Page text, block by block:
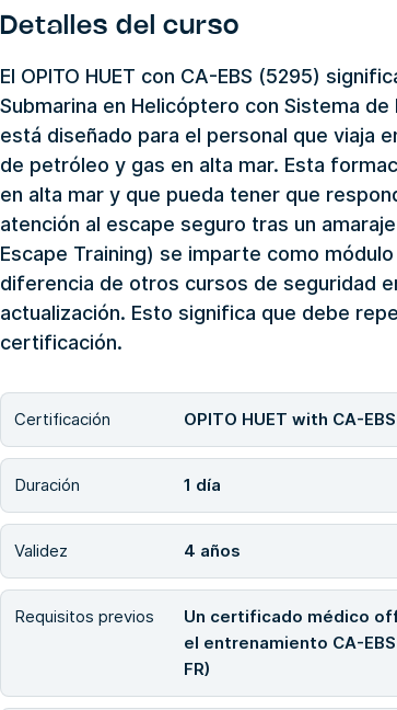
Detalles del curso
El OPITO HUET con CA-EBS (5295)
Submarina en Helicóptero con Sistema
está diseñado para el personal que viaja
de petróleo y gas en alta mar. Esta
en alta mar y que pueda tener que
atención al escape seguro tras un
Escape Training) se imparte como
diferencia de otros cursos de seguridad
actualización. Esto significa que debe
certificación.
Certificación OPITO HUET with CA-EBS
Duración 1 día
Validez 4 años
Requisitos previos
Un certificado médico
el entrenamiento CA-
FR)